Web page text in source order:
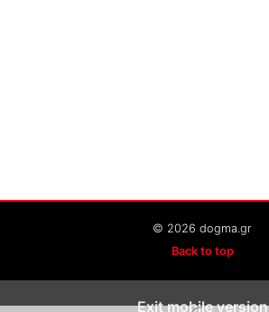
© 2026 dogma.gr
Back to top
Exit mobile version